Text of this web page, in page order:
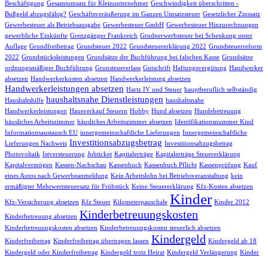
Beschäftigung Gesamtumsatz für Kleinunternehmer Geschwindigkeit überschritten -
Bußgeld abzugsfähig? Geschäftsveräußerung im Ganzen Umsatzsteuer Gesetzlicher Zinssatz
Gewerbesteuer als Betriebsausgabe Gewerbesteuer GmbH Gewerbesteuer Hinzurechnungen
gewerbliche Einkünfte Grenzgänger Frankreich Grudnerwerbsteuer bei Schenkung unter
Auflage Grundfreibetrag Grundsteuer 2022 Grundsteuererklärung 2022 Grundsteuerreform
2022 Grundstücksleistungen Grundsätze der Buchführung bei falschen Kasse Grundsätze
ordnungsmäßiger Buchführung Grunsteuererlass Gutschrift Haftungsvergütung Handwerker
absetzen Handwerkerkosten absetzen Handwerkerleistung absetzen
Handwerkerleistungen absetzen Hartz IV und Steuer hauptberuflich selbständig
Haushaltshilfe haushaltsnahe Dienstleistungen haushaltsnahe
Handwerkerleistungen Hausverkauf Steuern Hobby Hund absetzen Hundebetreuung
häusliches Arbeitszimmer häusliches Arbeitszimmer absetzen Identifikationsnummer Kind
Informationsaustausch EU innergemeinschaftliche Lieferungen Innergemeinschaftliche
Lieferungen Nachweis Investitionsabzugsbetrag Investitionsabzugsbetrag
Photovoltaik Istversteuerung Jobticket Kapitalerträge Kapitalerträge Steuererklärung
Kapitalvermögen Kassen-Nachschau Kassenbuch Kassenbuch Pflicht Kassenprüfung Kauf
eines Autos nach Gewerbeanmeldung Kein Arbeitslohn bei Betriebsveranstaltung kein
ermäßigter Mehrwertsteuersatz für Frühstück Keine Steuererklärung Kfz-Kosten absetzen
Kfz-Versicherung absetzen Kfz Steuer Kilometerpauschale Kinder Kinder 2012
Kinderbetreuung absetzen Kinderbetreuungskosten
Kinderbetreuungskosten absetzen Kinderbetreuungskosten steuerlich absetzen
Kinderfreibetrag Kinderfreibetrag übertragen lassen Kindergeld Kindergeld ab 18
Kindergeld oder Kinderfreibetrag Kindergeld trotz Heirat Kindergeld Verlängerung Kinder